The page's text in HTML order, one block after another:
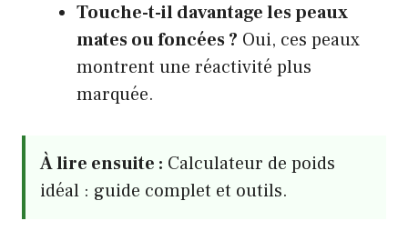
Touche-t-il davantage les peaux
mates ou foncées ? Oui, ces peaux
montrent une réactivité plus
marquée.
À lire ensuite : Calculateur de poids
idéal : guide complet et outils.